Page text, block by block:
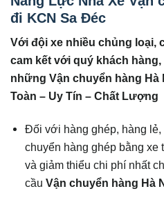
đi KCN Sa Đéc
Với đội xe nhiều chủng loại,
cam kết với quý khách
những Vận chuyển hàng Hà
Toàn – Uy Tín – Chất Lượng
Đối với hàng ghép, hàng
chuyển hàng ghép bằng xe
và giảm thiểu chi phí nhất
cầuVận chuyển hàng Hà